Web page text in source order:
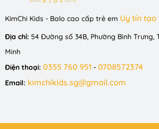
KimChi Kids - Balo cao cấp trẻ em Uy tín tạo
Địa chỉ: 54 Đường số 34B, Phường Bình Trưng,
Minh
Điện thoại: 0355 760 951 - 0708572374
Email: kimchikids.sg@gmail.com